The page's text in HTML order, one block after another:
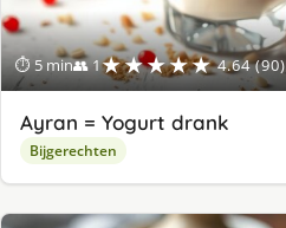
⏱ 5 min👥 1★★★★★ 4.64 (90)
Ayran = Yogurt drank
Bijgerechten